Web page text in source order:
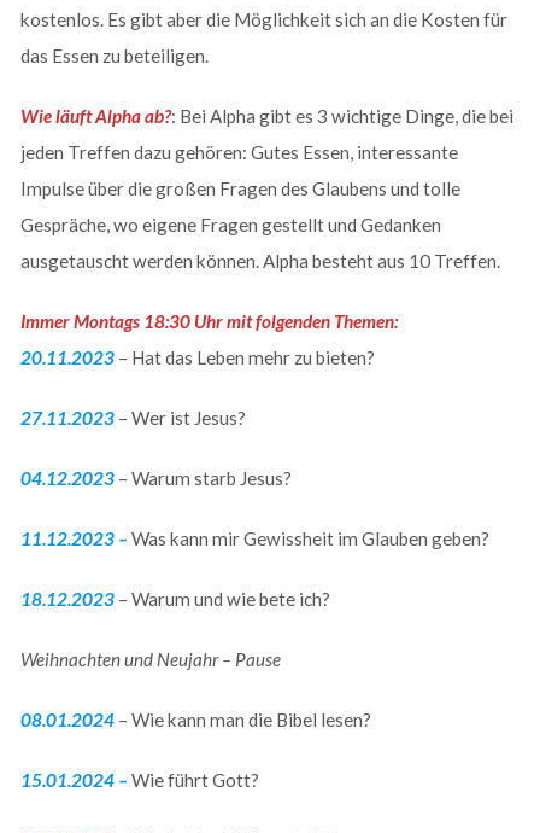
kostenlos. Es gibt aber die Möglichkeit sich an die Kosten für
das Essen zu beteiligen.
Wie läuft Alpha ab?: Bei Alpha gibt es 3 wichtige Dinge, die bei
jeden Treffen dazu gehören: Gutes Essen, interessante
Impulse über die großen Fragen des Glaubens und tolle
Gespräche, wo eigene Fragen gestellt und Gedanken
ausgetauscht werden können. Alpha besteht aus 10 Treffen.
Immer Montags 18:30 Uhr mit folgenden Themen:
20.11.2023 – Hat das Leben mehr zu bieten?
27.11.2023– Wer ist Jesus?
04.12.2023 – Warum starb Jesus?
11.12.2023 – Was kann mir Gewissheit im Glauben geben?
18.12.2023– Warum und wie bete ich?
Weihnachten und Neujahr – Pause
08.01.2024– Wie kann man die Bibel lesen?
15.01.2024 – Wie führt Gott?